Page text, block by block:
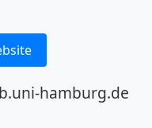
hamburg.de